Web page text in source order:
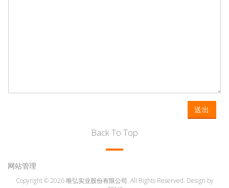
送出
Back To Top
网站管理
Copyright © 2026 唯弘实业股份有限公司. All Rights Reserved. Design by